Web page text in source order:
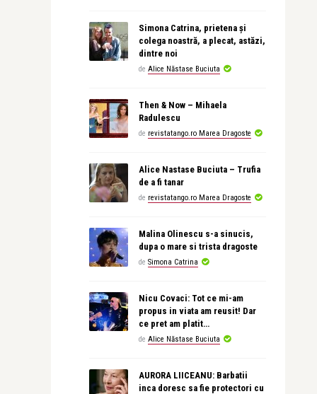
Simona Catrina, prietena și
colega noastră, a plecat, astăzi,
dintre noi
de Alice Năstase Buciuta
Then & Now – Mihaela
Radulescu
de revistatango.ro Marea Dragoste
Alice Nastase Buciuta – Trufia
de a fi tanar
de revistatango.ro Marea Dragoste
Malina Olinescu s-a sinucis,
dupa o mare si trista dragoste
de Simona Catrina
Nicu Covaci: Tot ce mi-am
propus in viata am reusit! Dar
ce pret am platit…
de Alice Năstase Buciuta
AURORA LIICEANU: Barbatii
inca doresc sa fie protectori cu